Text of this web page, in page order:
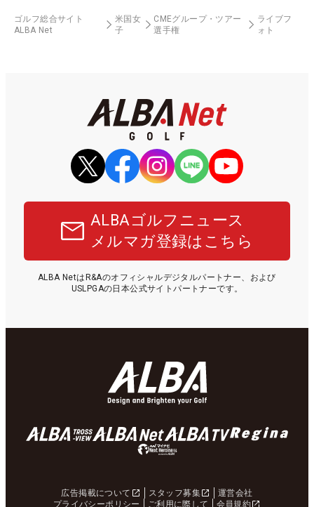
ゴルフ総合サイト
ALBA Net
米国女
子
CMEグループ・ツアー
選手権
ライブフ
ォト
ALBAゴルフニュース
メルマガ登録はこちら
ALBA NetはR&Aのオフィシャルデジタルパートナー、および
USLPGAの日本公式サイトパートナーです。
広告掲載について スタッフ募集
運営会社
プライバシーポリシー
ご利用に際して 会員規約